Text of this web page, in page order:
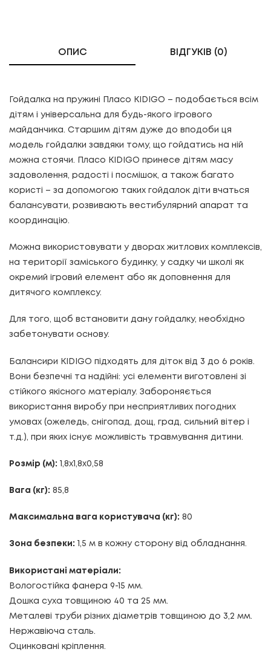
ОПИС ВІДГУКІВ (0)
Гойдалка на пружині Пласо KIDIGO – подобається всім
дітям і універсальна для будь-якого ігрового
майданчика. Старшим дітям дуже до вподоби ця
модель гойдалки завдяки тому, що гойдатись на ній
можна стоячи. Пласо KIDIGO принесе дітям масу
задоволення, радості і посмішок, а також багато
користі – за допомогою таких гойдалок діти вчаться
балансувати, розвивають вестибулярний апарат та
координацію.
Можна використовувати у дворах житлових комплексів,
на території заміського будинку, у садку чи школі як
окремий ігровий елемент або як доповнення для
дитячого комплексу.
Для того, щоб встановити дану гойдалку, необхідно
забетонувати основу.
Балансири KIDIGO підходять для діток від 3 до 6 років.
Вони безпечні та надійні: усі елементи виготовлені зі
стійкого якісного матеріалу. Забороняється
використання виробу при несприятливих погодних
умовах (ожеледь, снігопад, дощ, град, сильний вітер і
т.д.), при яких існує можливість травмування дитини.
Розмір (м): 1,8х1,8х0,58
Вага (кг): 85,8
Максимальна вага користувача (кг): 80
Зона безпеки: 1,5 м в кожну сторону від обладнання.
Використані матеріали:
Вологостійка фанера 9-15 мм.
Дошка суха товщиною 40 та 25 мм.
Металеві труби різних діаметрів товщиною до 3,2 мм.
Нержавіюча сталь.
Оцинковані кріплення.